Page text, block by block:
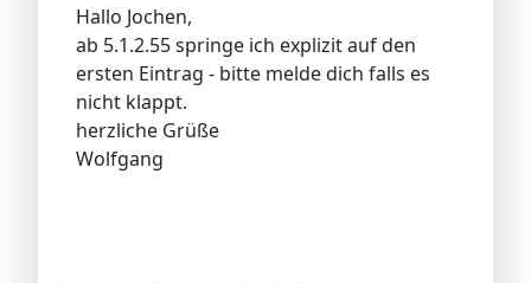
Hallo Jochen,
ab 5.1.2.55 springe ich explizit auf den
ersten Eintrag - bitte melde dich falls es
nicht klappt.
herzliche Grüße
Wolfgang